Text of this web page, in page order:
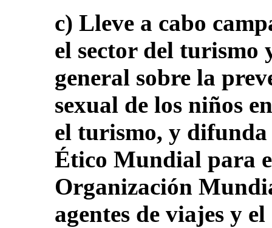
c) Lleve a cabo
el sector del turismo
general sobre la
sexual de los niños
el turismo, y
Ético Mundial para
Organización
agentes de viajes y